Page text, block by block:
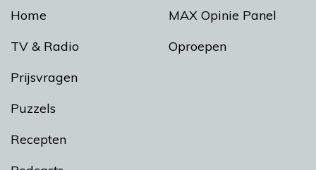
Home
TV & Radio
Prijsvragen
Puzzels
Recepten
MAX Opinie Panel
Oproepen